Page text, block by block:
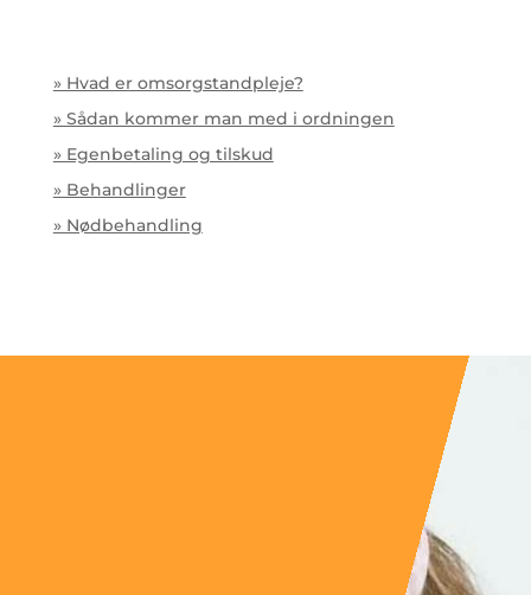
» Hvad er omsorgstandpleje?
» Sådan kommer man med i ordningen
» Egenbetaling og tilskud
» Behandlinger
» Nødbehandling